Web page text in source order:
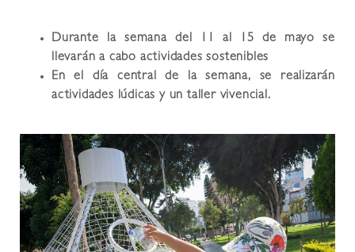
Durante la semana del 11 al 15 de mayo se
llevarán a cabo actividades sostenibles
En el día central de la semana, se realizarán
actividades lúdicas y un taller vivencial.